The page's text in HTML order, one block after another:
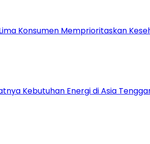
Konsumen Memprioritaskan
Kebutuhan Energi di Asia